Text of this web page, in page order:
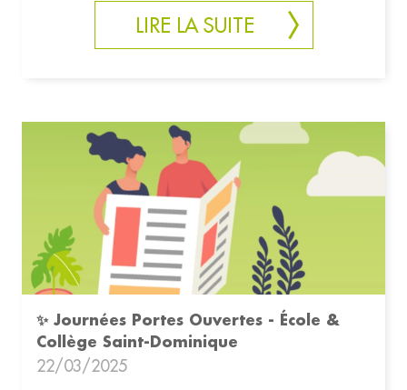
LIRE LA SUITE
✨ Journées Portes Ouvertes - École &
Collège Saint-Dominique
22/03/2025